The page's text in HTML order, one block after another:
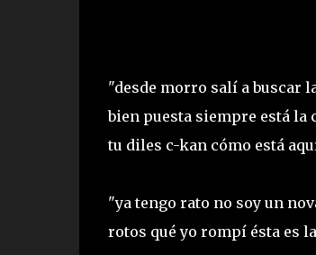
"desde morro salí a buscar
bien puesta siempre está la
tu diles c-kan cómo está
"ya tengo rato no soy un
rotos qué yo rompí ésta es